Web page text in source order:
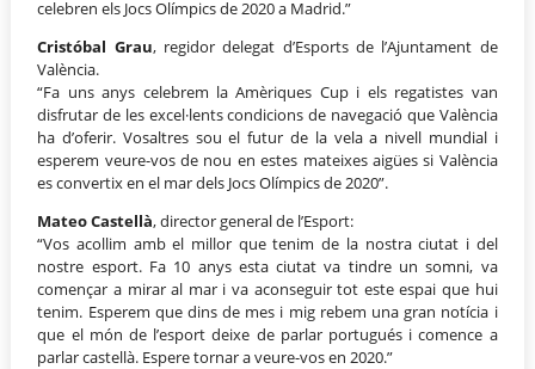
celebren els Jocs Olímpics de 2020 a Madrid.”
Cristóbal Grau, regidor delegat d’Esports de l’Ajuntament de
València.
“Fa uns anys celebrem la Amèriques Cup i els regatistes van
disfrutar de les excel·lents condicions de navegació que València
ha d’oferir. Vosaltres sou el futur de la vela a nivell mundial i
esperem veure-vos de nou en estes mateixes aigües si València
es convertix en el mar dels Jocs Olímpics de 2020”.
Mateo Castellà, director general de l’Esport:
“Vos acollim amb el millor que tenim de la nostra ciutat i del
nostre esport. Fa 10 anys esta ciutat va tindre un somni, va
començar a mirar al mar i va aconseguir tot este espai que hui
tenim. Esperem que dins de mes i mig rebem una gran notícia i
que el món de l’esport deixe de parlar portugués i comence a
parlar castellà. Espere tornar a veure-vos en 2020.”